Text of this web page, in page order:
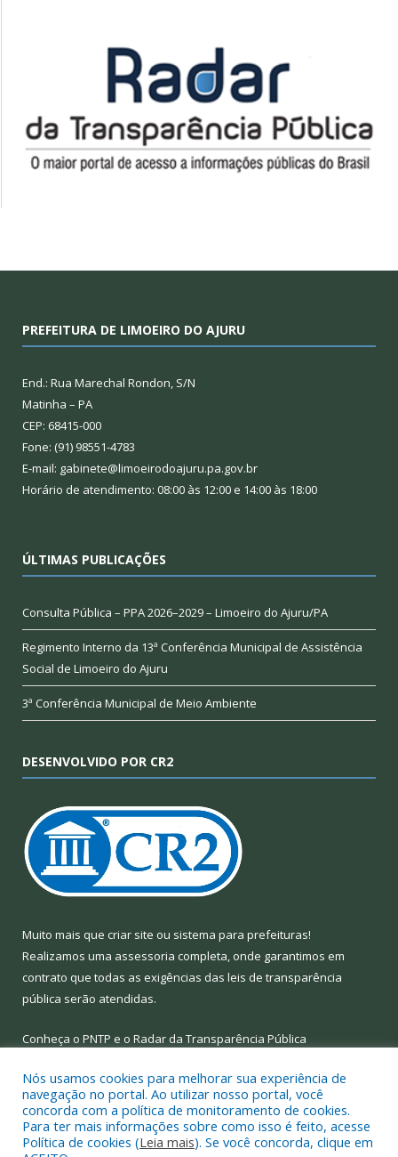
PREFEITURA DE LIMOEIRO DO AJURU
End.: Rua Marechal Rondon, S/N
Matinha – PA
CEP: 68415-000
Fone: (91) 98551-4783
E-mail: gabinete@limoeirodoajuru.pa.gov.br
Horário de atendimento: 08:00 às 12:00 e 14:00 às 18:00
ÚLTIMAS PUBLICAÇÕES
Consulta Pública – PPA 2026–2029 – Limoeiro do Ajuru/PA
Regimento Interno da 13ª Conferência Municipal de Assistência
Social de Limoeiro do Ajuru
3ª Conferência Municipal de Meio Ambiente
DESENVOLVIDO POR CR2
Muito mais que criar site ou sistema para prefeituras!
Realizamos uma assessoria completa, onde garantimos em
contrato que todas as exigências das leis de transparência
pública serão atendidas.
Conheça o PNTP e o Radar da Transparência Pública
Todos os direitos reservados a Prefeitura Municipal de Limoeiro
do Ajuru.
Nós usamos cookies para melhorar sua experiência de
navegação no portal. Ao utilizar nosso portal, você
concorda com a política de monitoramento de cookies.
Para ter mais informações sobre como isso é feito, acesse
Política de cookies (Leia mais). Se você concorda, clique em